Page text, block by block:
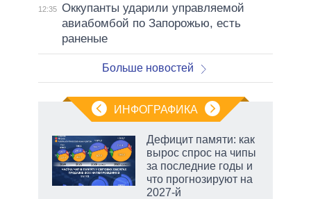
12:35 Оккупанты ударили управляемой
авиабомбой по Запорожью, есть
раненые
Больше новостей
ИНФОГРАФИКА
Дефицит памяти: как
вырос спрос на чипы
за последние годы и
что прогнозируют на
2027-й